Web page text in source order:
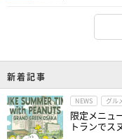
新着記事
NEWS グル
限定メニュ
トランでス